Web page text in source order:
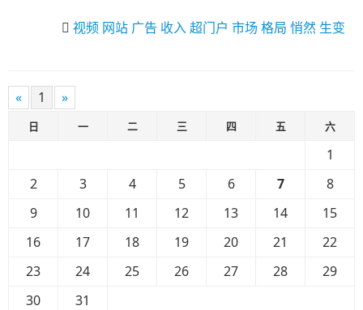
视频 网站 广告 收入超门户 市场 格局 悄然 生变
« 1 »
日 一 二 三 四 五 六
1
2
3 4 5 6 7
8
9
10 11 12 13 14
15
16
17 18 19 20 21
22
23
24 25 26 27 28
29
30
31